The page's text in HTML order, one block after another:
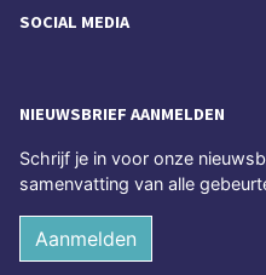
SOCIAL MEDIA
NIEUWSBRIEF AANMELDEN
Schrijf je in voor onze
samenvatting van alle
Aanmelden